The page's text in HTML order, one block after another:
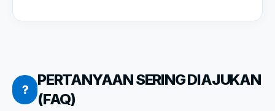
?
PERTANYAAN SERING DIAJUKAN
(FAQ)